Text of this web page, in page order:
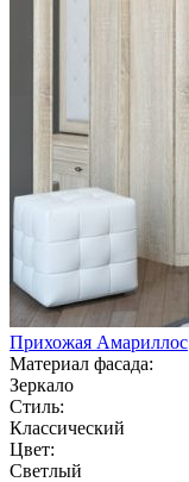
Прихожая Амариллос
Материал фасада:
Зеркало
Стиль:
Классический
Цвет:
Светлый